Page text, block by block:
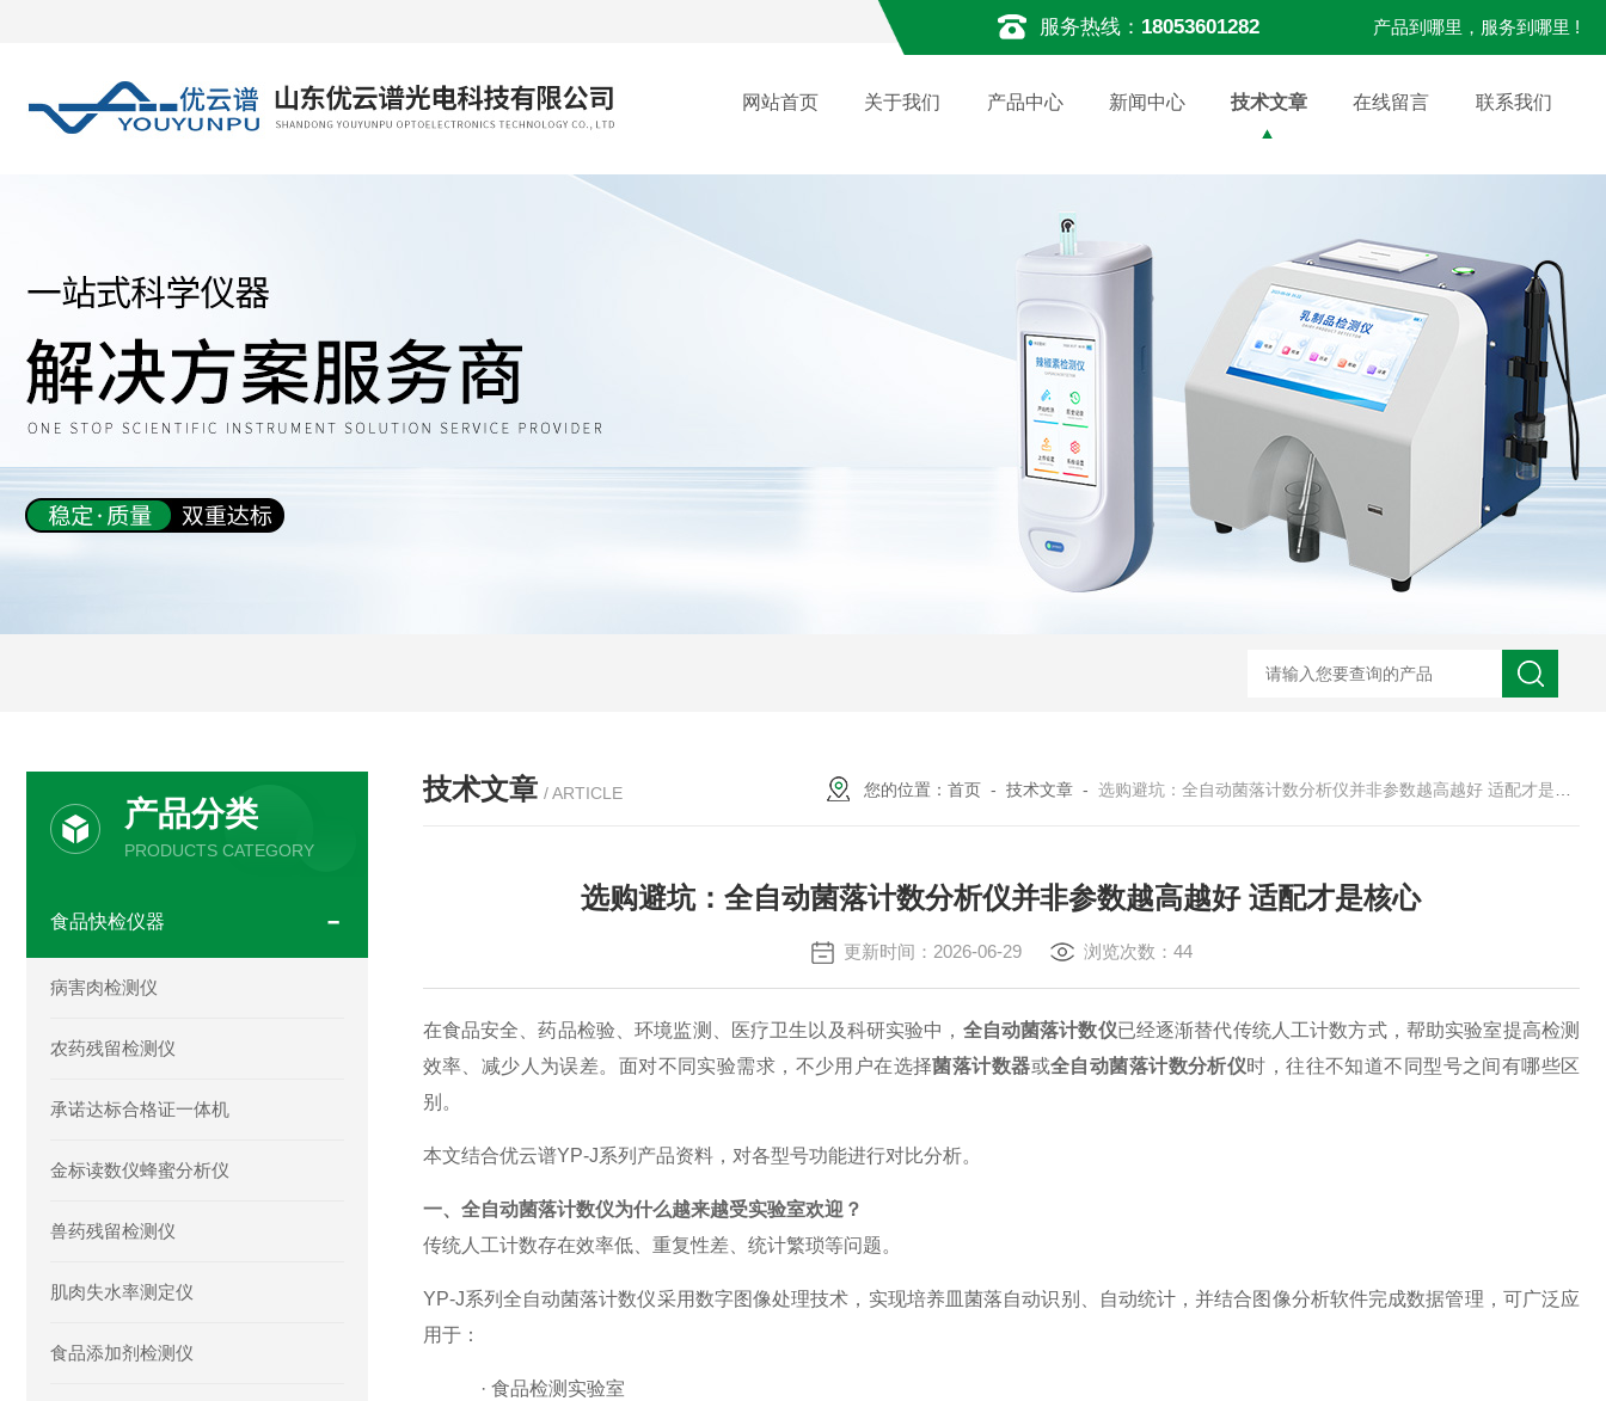
服务热线： 18053601282 产品到哪里，服务到哪里 !
网站首页 关于我们 产品中心 新闻中心 技术文章 在线留言 联系我们
技术文章 / ARTICLE 您的位置：首页 -技术文章 -选购避坑：全自动菌落计数分析仪并非参数越高越好 适配才是核心
选购避坑：全自动菌落计数分析仪并非参数越高越好 适配才是核心
更新时间：2026-06-29 浏览次数：44
在食品安全、药品检验、环境监测、医疗卫生以及科研实验中， 全自动菌落计数仪已经逐渐替代传统人工计数方式，帮助实验室提高检测
效率、减少人为误差。面对不同实验需求，不少用户在选择菌落计数器或全自动菌落计数分析仪时，往往不知道不同型号之间有哪些区
别。
本文结合优云谱YP-J系列产品资料，对各型号功能进行对比分析。
一、全自动菌落计数仪为什么越来越受实验室欢迎？
传统人工计数存在效率低、重复性差、统计繁琐等问题。
YP-J系列全自动菌落计数仪采用数字图像处理技术，实现培养皿菌落自动识别、自动统计，并结合图像分析软件完成数据管理，可广泛应
用于：
· 食品检测实验室
产品分类
PRODUCTS CATEGORY
食品快检仪器
病害肉检测仪
农药残留检测仪
承诺达标合格证一体机
金标读数仪蜂蜜分析仪
兽药残留检测仪
肌肉失水率测定仪
食品添加剂检测仪